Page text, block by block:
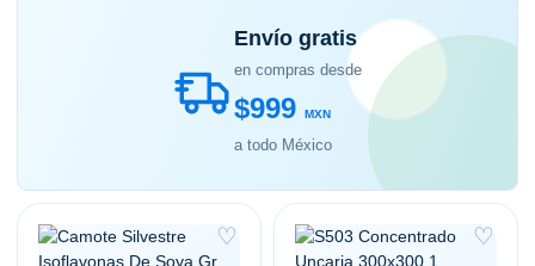
Envío gratis
en compras desde
$999 MXN
a todo México
♡ ♡